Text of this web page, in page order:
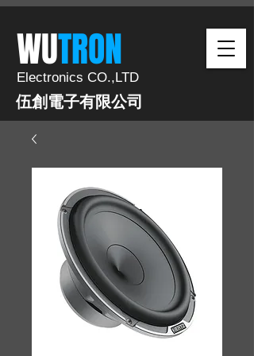
​WUTRON​​
Electronics CO.,LTD
伍創電子有限公司